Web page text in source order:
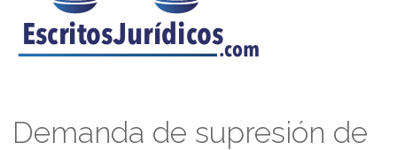
Demanda de supresión de